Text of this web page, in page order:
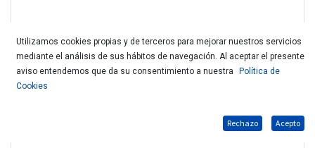
FRESH GALLETA MINI BONES VAINILLA 300 GR
Utilizamos cookies propias y de terceros para mejorar nuestros servicios
mediante el análisis de sus hábitos de navegación. Al aceptar el presente
aviso entendemos que da su consentimiento a nuestra
Política de
Cookies
Rechazo Acepto